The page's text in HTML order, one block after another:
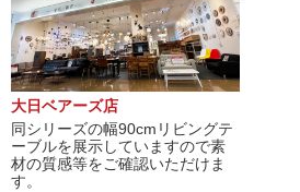
大日ベアーズ店
同シリーズの幅90cmリビングテ
ーブルを展示していますので素
材の質感等をご確認いただけま
す。